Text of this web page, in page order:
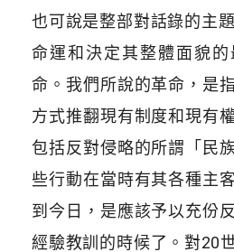
也可說是整部對話錄的主
命運和決定其整體面貌
命。我們所說的革命，是
方式推翻現有制度和現有
包括反對侵略的所謂「民
些行動在當時有其各種主
到今日，是應該予以充份
經驗教訓的時候了。對20